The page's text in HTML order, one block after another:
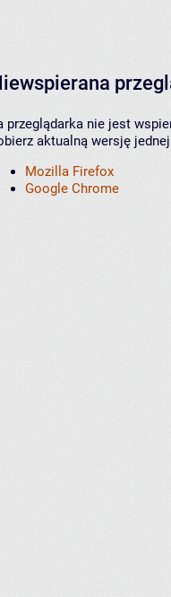
przeglądarka nie jest
aktualną wersję
Mozilla Firefox
Google Chrome